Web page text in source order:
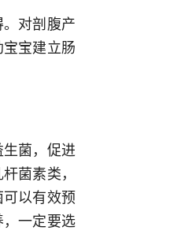
对剖腹产
宝建立肠
菌，促进
菌素类，
以有效预
一定要选